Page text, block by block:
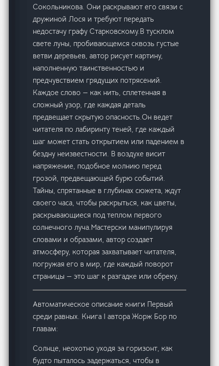
Сокольникова. Они раскрывают его связи с
дружиной Лося и требуют передать
недостачу графу Старковскому.В тусклом
свете луны, пробивающемся сквозь густые
ветви деревьев, автор рисует картину,
наполненную таинственностью и
предчувствием грядущих потрясений.
Каждое слово — как нить, сплетенная в
сложный узор, где каждая деталь
предвещает скрытую опасность.Он ведет
читателя по лабиринту теней, где каждый
шаг может стать открытием или падением в
бездну неизвестности. В воздухе висит
напряжение, подобное молнию перед
грозой, предвещающей бурю событий.
Тайны, спрятанные в глубинах сюжета, ждут
своего часа, чтобы раскрыться, как цветы,
раскрывающиеся под теплом первого
солнечного луча.Мастерски манипулируя
словами и образами, автор создает
атмосферу, которая захватывает читателя,
погружая его в мир, где каждый поворот
страницы — это шаг к разгадке или обреку.
Автоматическое описание книги Первый
среди равных. Книга I автора Жорж Бор по
главам:
Солнце, неохотно уходя за горизонт, как
будто пыталось задержаться, чтобы в